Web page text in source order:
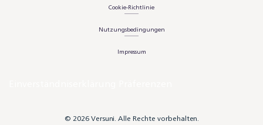
Cookie-Richtlinie
Nutzungsbedingungen
Impressum
© 2026 Versuni. Alle Rechte vorbehalten.